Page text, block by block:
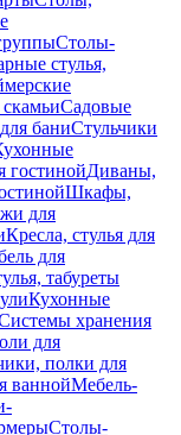
Столы-
стулья,
Садовые
баниСтульчики
гостинойДиваны,
Шкафы,
для
Кресла, стулья для
для
табуреты
Кухонные
хранения
для
полки для
ваннойМебель-
Столы-